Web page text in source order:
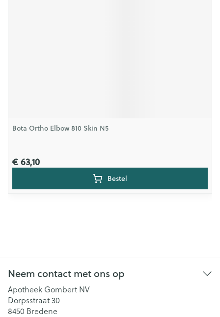
Bota Ortho Elbow 810 Skin N5
€ 63,10
Bestel
Neem contact met ons op
Apotheek Gombert NV
Dorpsstraat 30
8450 Bredene